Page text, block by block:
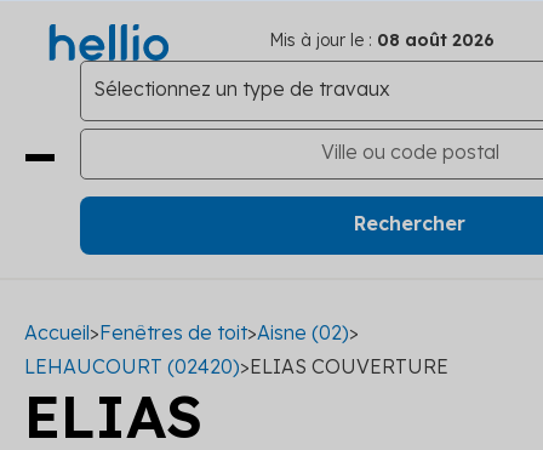
Mis à jour le : 08 août 2026
Accueil>Fenêtres de toit>Aisne (02)>
LEHAUCOURT (02420)>ELIAS COUVERTURE
ELIAS